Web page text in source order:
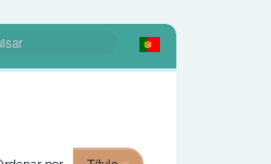
Pesquisar